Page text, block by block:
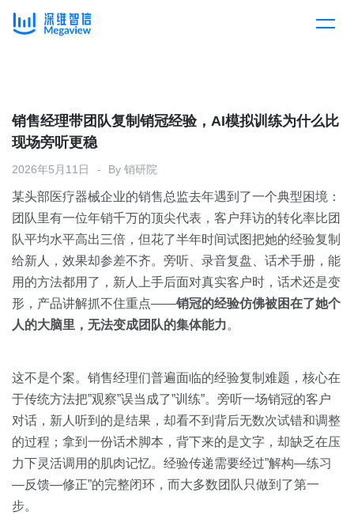
产品总览
产品集成
下载客户端
解决方案
按行业
消费医疗
教育
汽车
金融
按角色
销售人员
客户案例
开放平台
定价
资源中心
全部
白皮书
销售会话智能
预约演示
销售经理带团队复制销冠经验，AI模拟训练为什么比
现场旁听更稳
2026年5月11日 By 销研院
某头部医疗器械企业的销售总监去年遇到了一个典型困境：
团队里有一位年销千万的顶尖代表，客户拜访的转化率比团
队平均水平高出三倍，但花了半年时间试图把她的经验复制
给新人，效果却参差不齐。旁听、录音复盘、话术手册，能
用的方法都用了，新人上手后面对真实客户时，话术还是变
形，产品讲解抓不住重点——销冠的经验仿佛被困在了她个
人的大脑里，无法变成团队的集体能力。
这不是个案。销售经理们普遍面临的经验复制难题，核心在
于传统方法把”观察”误当成了”训练”。旁听一场销冠的客户
对话，新人听到的是结果，却看不到背后无数次试错和调整
的过程；拿到一份话术脚本，背下来的是文字，却缺乏在压
力下灵活调用的肌肉记忆。经验传递需要经过”解构—练习
—反馈—修正”的完整闭环，而大多数团队只做到了第一
步。